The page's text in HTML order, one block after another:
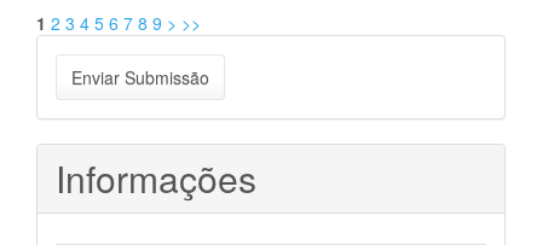
1 2 3 4 5 6 7 8 9 > >>
Enviar
Submissão
Enviar Submissão
Informações